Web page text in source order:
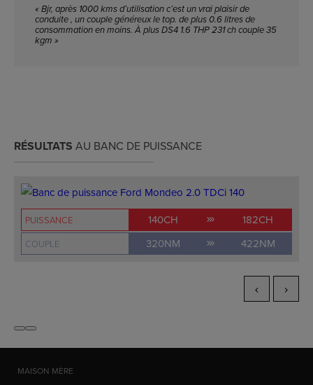
« Bjr, après 1000 kms d’utilisation c’est un vrai plaisir de
conduite , un couple généreux le top. de plus 0.6 litres de
consommation en moins. À plus DS4 1.6 THP 231 ch couple 35
kgm »
RÉSULTATS AU BANC DE PUISSANCE
PUISSANCE 140CH 182CH
COUPLE 320NM 422NM
MAISON MÈRE